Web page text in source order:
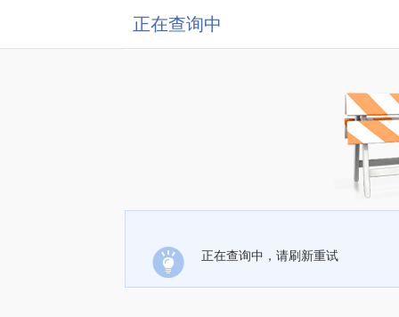
正在查询中
正在查询中，请刷新重试